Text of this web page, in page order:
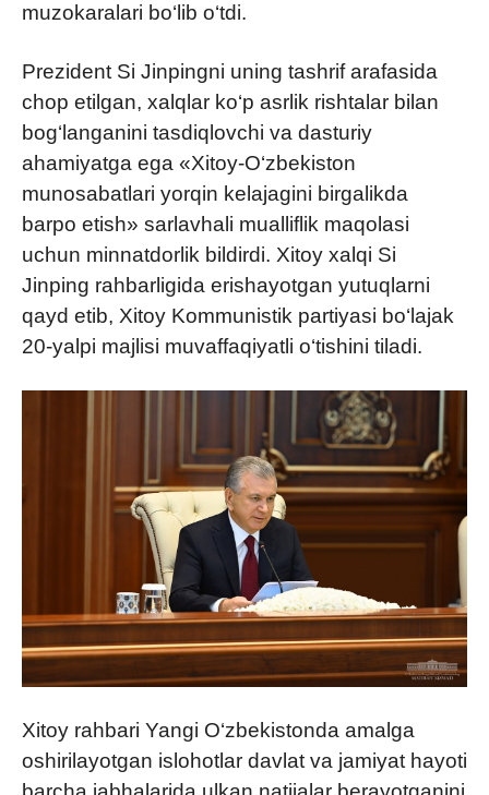
muzokaralari bo‘lib o‘tdi.
Prezident Si Jinpingni uning tashrif arafasida
chop etilgan, xalqlar ko‘p asrlik rishtalar bilan
bog‘langanini tasdiqlovchi va dasturiy
ahamiyatga ega «Xitoy-O‘zbekiston
munosabatlari yorqin kelajagini birgalikda
barpo etish» sarlavhali mualliflik maqolasi
uchun minnatdorlik bildirdi. Xitoy xalqi Si
Jinping rahbarligida erishayotgan yutuqlarni
qayd etib, Xitoy Kommunistik partiyasi bo‘lajak
20-yalpi majlisi muvaffaqiyatli o‘tishini tiladi.
Xitoy rahbari Yangi O‘zbekistonda amalga
oshirilayotgan islohotlar davlat va jamiyat hayoti